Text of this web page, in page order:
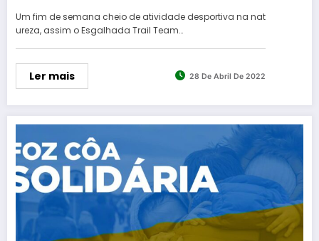
Um fim de semana cheio de atividade desportiva na nat
ureza, assim o Esgalhada Trail Team…
Ler mais 28 De Abril De 2022